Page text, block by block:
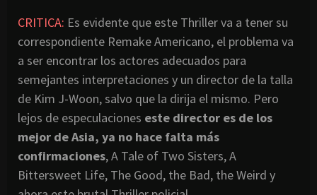
CRITICA: Es evidente que este Thriller va a tener su
correspondiente Remake Americano, el problema va
a ser encontrar los actores adecuados para
semejantes interpretaciones y un director de la talla
de Kim J-Woon, salvo que la dirija el mismo. Pero
lejos de especulaciones este director es de los
mejor de Asia, ya no hace falta más
confirmaciones, A Tale of Two Sisters, A
Bittersweet Life, The Good, the Bad, the Weird y